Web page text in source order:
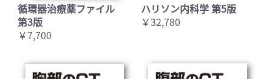
循環器治療薬ファイル
第3版
￥7,700
ハリソン内科学 第5版
￥32,780